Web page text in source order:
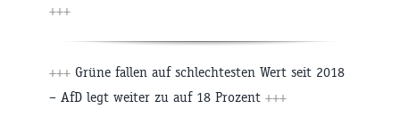
+++
+++ Grüne fallen auf schlechtesten Wert seit 2018
– AfD legt weiter zu auf 18 Prozent +++